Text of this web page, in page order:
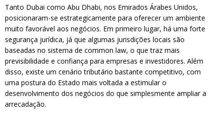
Tanto Dubai como Abu Dhabi, nos Emirados Árabes Unidos,
posicionaram-se estrategicamente para oferecer um ambiente
muito favorável aos negócios. Em primeiro lugar, há uma forte
segurança jurídica, já que algumas jurisdições locais são
baseadas no sistema de common law, o que traz mais
previsibilidade e confiança para empresas e investidores. Além
disso, existe um cenário tributário bastante competitivo, com
uma postura do Estado mais voltada a estimular o
desenvolvimento dos negócios do que simplesmente ampliar a
arrecadação.